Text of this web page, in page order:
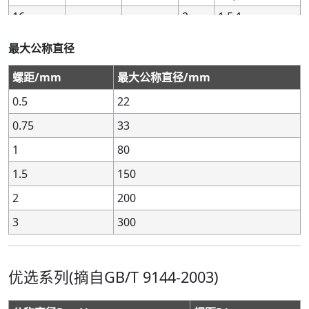
16
2
1.5,1
20
- 2.5
-
-
24
-
-
25
-
- 26 -
1.5
-
27 - 3
2,1.5,1
-
- 28 -
2,1.5,1
30
- - 3.5
(3),2,1.5,1
-
33 - 3.5
16
2
1.5,1
20
- 2.5
-
-
24
-
-
25
-
- 26 -
1.5
-
27 - 3
2,1.5,1
-
- 28 -
2,1.5,1
30
- - 3.5
(3),2,1.5,1
-
33 - 3.5
最大公称直径
螺距/mm
最大公称直径/mm
0.5
22
0.75
33
1
80
1.5
150
2
200
3
300
优选系列(摘自GB/T 9144-2003)